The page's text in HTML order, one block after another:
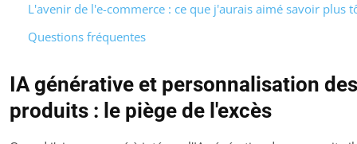
L'avenir de l'e-commerce : ce que j'aurais aimé savoir plus
Questions fréquentes
IA générative et personnalisation des
produits : le piège de l'excès